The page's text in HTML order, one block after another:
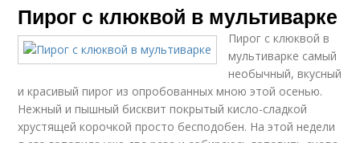
Пирог с клюквой в мультиварке
Пирог с клюквой в
мультиварке самый
необычный, вкусный
и красивый пирог из опробованных мною этой осенью.
Нежный и пышный бисквит покрытый кисло-сладкой
хрустящей корочкой просто бесподобен. На этой недели